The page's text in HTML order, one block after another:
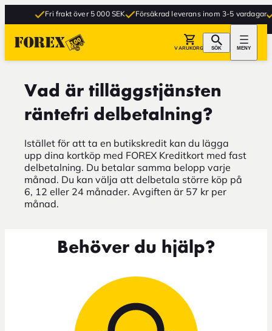
Fri frakt över 5 000 SEK Försäkrad leverans inom 3-5 vardagar
VARUKORG SÖK MENY
Vad är tilläggstjänsten
räntefri delbetalning?
Istället för att ta en butikskredit kan du lägga
upp dina kortköp med FOREX Kreditkort med fast
delbetalning. Du betalar samma belopp varje
månad. Du kan välja att delbetala större köp på
6, 12 eller 24 månader. Avgiften är 57 kr per
månad.
Behöver du hjälp?